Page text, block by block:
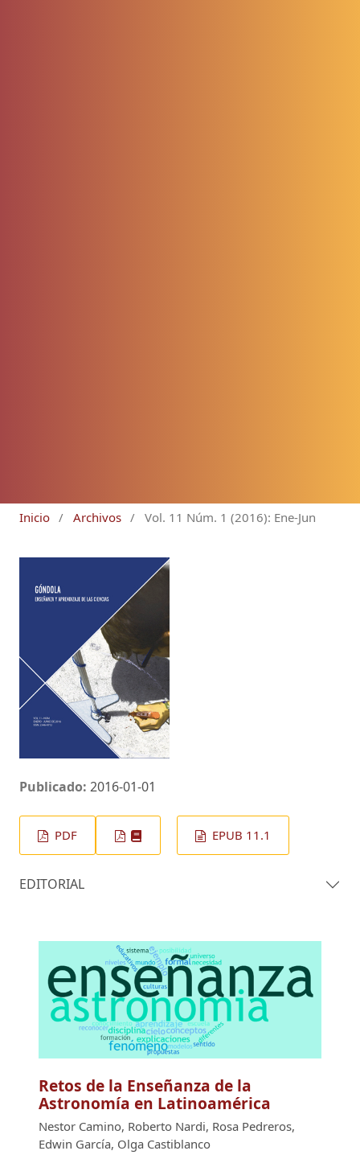
Inicio / Archivos / Vol. 11 Núm. 1 (2016): Ene-Jun
Publicado: 2016-01-01
PDF EPUB 11.1
EDITORIAL
Retos de la Enseñanza de la
Astronomía en Latinoamérica
Nestor Camino, Roberto Nardi, Rosa Pedreros,
Edwin García, Olga Castiblanco